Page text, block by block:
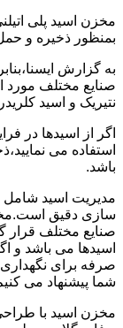
مخزن اسید پلی
بمنظور ذخیره و
به گزارش
صنایع مختلف مورد
نتیریک و اسید
اگر از اسیدها در
استفاده می
باشد.
مدیریت اسید شامل
سازی دقیق
صنایع مختلف قرار
اسیدها می باشد و
صرفه برای نگهداری
شما پیشنهاد می
مخزن اسید با